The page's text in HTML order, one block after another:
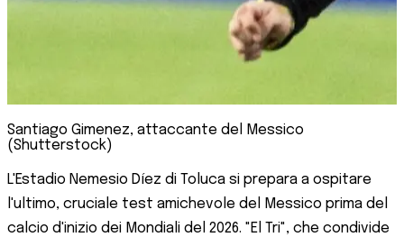
Santiago Gimenez, attaccante del Messico
(Shutterstock)
L'Estadio Nemesio Díez di Toluca si prepara a ospitare
l'ultimo, cruciale test amichevole del Messico prima del
calcio d'inizio dei Mondiali del 2026. "El Tri", che condivide